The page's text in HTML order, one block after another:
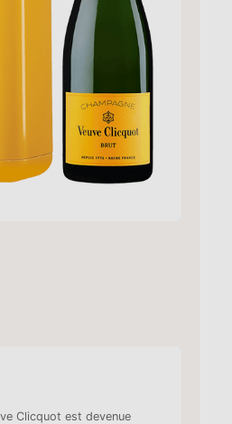
Clicquot est devenue